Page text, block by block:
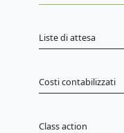
Liste di attesa
Costi contabilizzati
Class action